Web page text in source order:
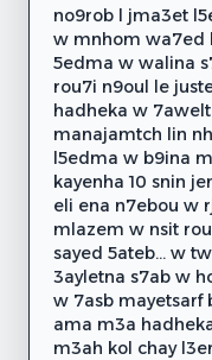
no9rob l jma3et
w mnhom wa7ed
5edma w walina
rou7i n9oul le
hadheka w
manajamtch lin
l5edma w b9ina
kayenha 10 snin
eli ena n7ebou w
mlazem w nsit
sayed 5ateb... w
3ayletna s7ab w
w 7asb mayetsarf
ama m3a
m3ah kol chay